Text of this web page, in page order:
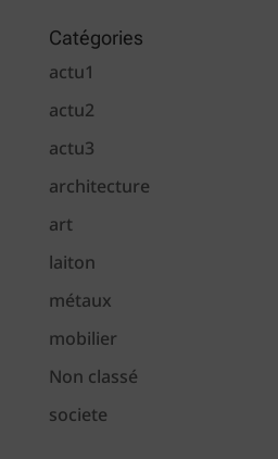
Catégories
actu1
actu2
actu3
architecture
art
laiton
métaux
mobilier
Non classé
societe